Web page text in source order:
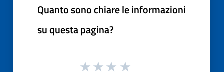
Quanto sono chiare le informazioni
su questa pagina?